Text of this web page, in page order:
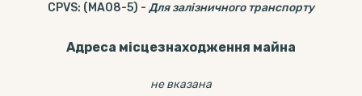
CPVS: (MA08-5) - Для залізничного транспорту
Адреса місцезнаходження майна
не вказана